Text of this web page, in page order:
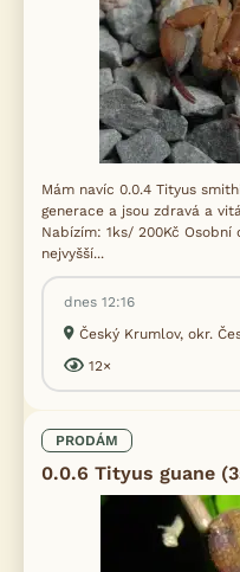
Mám navíc 0.0.4 Tityus
generace a jsou zdravá a
Nabízím: 1ks/ 200Kč
nejvyšší...
dnes 12:16
Český Krumlov, okr.
12×
PRODÁM
0.0.6 Tityus guane